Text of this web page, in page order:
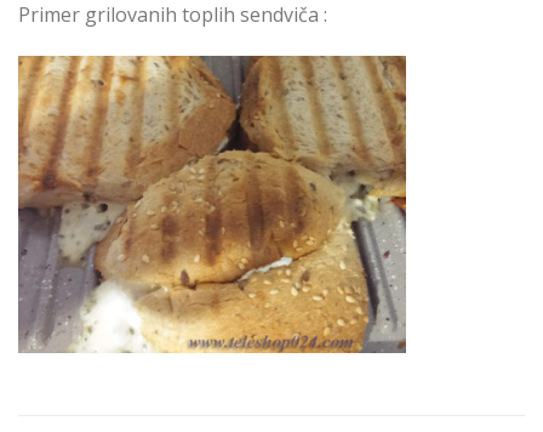
Primer grilovanih toplih sendviča :